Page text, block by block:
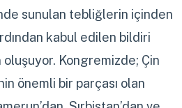
sunulan tebliğlerin içinden
kabul edilen bildiri
Kongremizde; Çin
önemli bir parçası olan